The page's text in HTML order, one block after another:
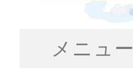
メニュー